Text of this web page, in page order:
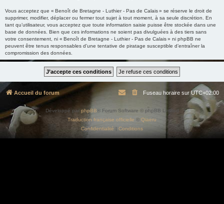
Vous acceptez que « Benoît de Bretagne - Luthier - Pas de Calais » se réserve le droit de
supprimer, modifier, déplacer ou fermer tout sujet à tout moment, à sa seule discrétion. En
tant qu’utilisateur, vous acceptez que toute information saisie puisse être stockée dans une
base de données. Bien que ces informations ne soient pas divulguées à des tiers sans
votre consentement, ni « Benoît de Bretagne - Luthier - Pas de Calais » ni phpBB ne
peuvent être tenus responsables d’une tentative de piratage susceptible d’entraîner la
compromission des données.
Accueil du forum Fuseau horaire surUTC+02:00
Développé par phpBB ® Forum Software © phpBB Limited
Traduction française officielle © Qiaeru
Confidentialité | Conditions